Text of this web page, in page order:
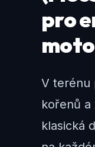
pro
V terénu
kořenů
klasická